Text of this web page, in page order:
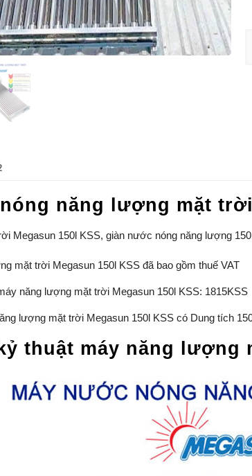
năng lượng mặt
Megasun 150l KSS, giàn nước nóng năng lượng
mặt trời Megasun 150l KSS đã bao gồm thuế VAT
năng lượng mặt trời Megasun 150l KSS: 1815KSS
lượng mặt trời Megasun 150l KSS có Dung tích
thuật máy năng lượng